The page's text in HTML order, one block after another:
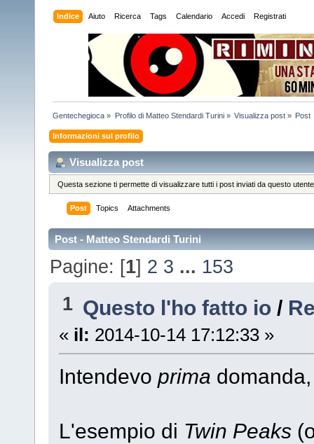
Indice Aiuto Ricerca Tags Calendario Accedi Registrati
Gentechegioca » Profilo di Matteo Stendardi Turini» Visualizza post» Post
Informazioni sul profilo
Visualizza post
Questa sezione ti permette di visualizzare tutti i post inviati da questo
Post Topics Attachments
Post - Matteo Stendardi Turini
Pagine: [1] 2 3 ... 153
1 Questo l'ho fatto io /
« il: 2014-10-14 17:12:33 »
Intendevo prima
L'esempio di Twin Peaks